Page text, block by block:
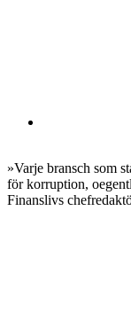
»Varje bransch som
för korruption,
Finanslivs